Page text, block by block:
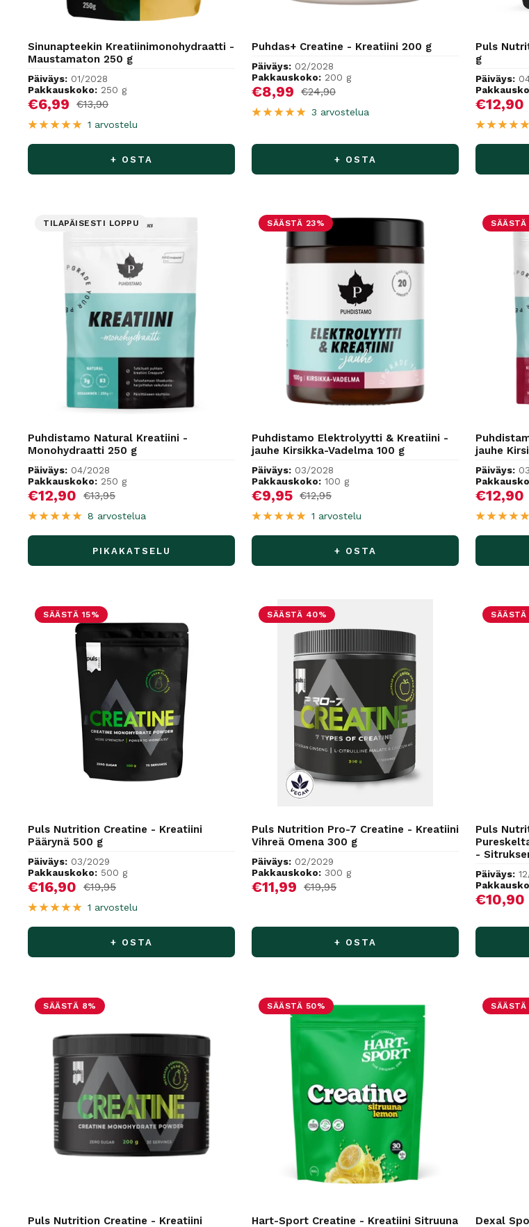
Sinunapteekin Kreatiinimonohydraatti -
Maustamaton 250 g
Päiväys: 01/2028
Pakkauskoko: 250 g
Alennushinta
€6,99 Normaalihinta
€13,90
1 arvostelu
+ OSTA
Puhdas+ Creatine - Kreatiini 200 g
Päiväys: 02/2028
Pakkauskoko: 200 g
Alennushinta
€8,99 Normaalihinta
€24,90
3 arvostelua
+ OSTA
Puls
g
Päiväys:
€12,90
TILAPÄISESTI LOPPU
Puhdistamo Natural Kreatiini -
Monohydraatti 250 g
Päiväys: 04/2028
Pakkauskoko: 250 g
Alennushinta
€12,90 Normaalihinta
€13,95
8 arvostelua
PIKAKATSELU
SÄÄSTÄ 23%
Puhdistamo Elektrolyytti & Kreatiini -
jauhe Kirsikka-Vadelma 100 g
Päiväys: 03/2028
Pakkauskoko: 100 g
Alennushinta
€9,95 Normaalihinta
€12,95
1 arvostelu
+ OSTA
SÄÄSTÄ
jauhe
Päiväys:
€12,90
SÄÄSTÄ 15%
Puls Nutrition Creatine - Kreatiini
Päärynä 500 g
Päiväys: 03/2029
Pakkauskoko: 500 g
Alennushinta
€16,90 Normaalihinta
€19,95
1 arvostelu
+ OSTA
SÄÄSTÄ 40%
Puls Nutrition Pro-7 Creatine - Kreatiini
Vihreä Omena 300 g
Päiväys: 02/2029
Pakkauskoko: 300 g
Alennushinta
€11,99 Normaalihinta
€19,95
+ OSTA
Puls
-
Päiväys:
€10,90
SÄÄSTÄ 8%
Puls Nutrition Creatine - Kreatiini
SÄÄSTÄ 50%
Hart-Sport Creatine - Kreatiini Sitruuna
SÄÄSTÄ
Dexal